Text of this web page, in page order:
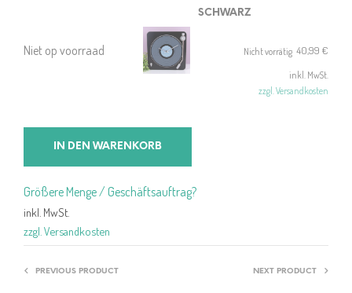
Niet op voorraad
SCHWARZ
40,99 €
Nicht vorrätig
inkl. MwSt.
zzgl. Versandkosten
IN DEN WARENKORB
Größere Menge / Geschäftsauftrag?
inkl. MwSt.
zzgl. Versandkosten
PREVIOUS PRODUCT NEXT PRODUCT